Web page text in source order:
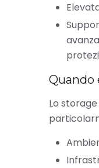
Quando
Lo